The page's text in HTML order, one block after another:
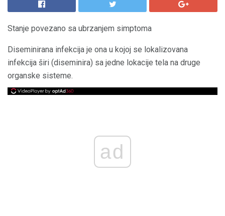
Stanje povezano sa ubrzanjem simptoma
Diseminirana infekcija je ona u kojoj se lokalizovana
infekcija širi (diseminira) sa jedne lokacije tela na druge
organske sisteme.
ad